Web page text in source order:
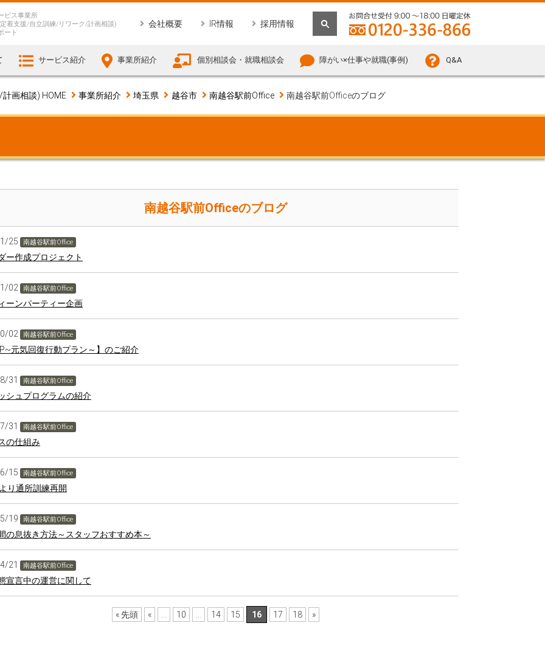
ビス事業所
着支援/自立訓練/リワーク/計画相談)
ート
会社概要 IR情報 採用情報
サービス紹介 事業所紹介 個別相談会・就職相談会 障がい×仕事や就職(事例) Q&A
画相談) HOME 事業所紹介 埼玉県 越谷市 南越谷駅前Office 南越谷駅前Officeのブログ
南越谷駅前Officeのブログ
25 南越谷駅前Office
ー作成プロジェクト
02 南越谷駅前Office
ーンパーティー企画
02 南越谷駅前Office
元気回復行動プラン～】のご紹介
31 南越谷駅前Office
シュプログラムの紹介
31 南越谷駅前Office
の仕組み
15 南越谷駅前Office
り通所訓練再開
19 南越谷駅前Office
の息抜き方法～スタッフおすすめ本～
21 南越谷駅前Office
宣言中の運営に関して
« 先頭 « 10 14 15 16 17 18 »